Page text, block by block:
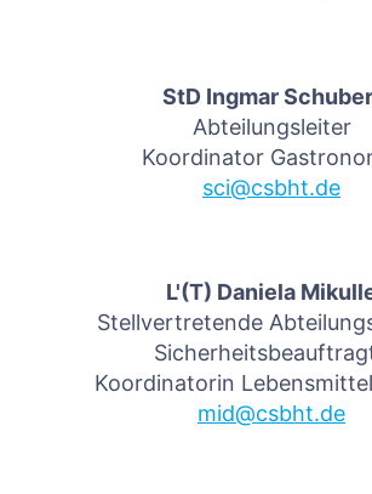
StD Ingmar
Abteilungsleiter
Koordinator
sci@csbht.de
L'(T) Daniela
Stellvertretende
Koordinatorin
mid@csbht.de